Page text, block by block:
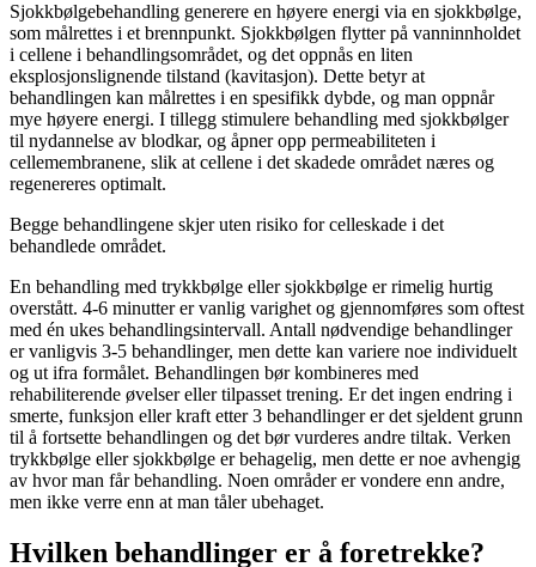
Sjokkbølgebehandling generere en høyere energi via en sjokkbølge,
som målrettes i et brennpunkt. Sjokkbølgen flytter på vanninnholdet
i cellene i behandlingsområdet, og det oppnås en liten
eksplosjonslignende tilstand (kavitasjon). Dette betyr at
behandlingen kan målrettes i en spesifikk dybde, og man oppnår
mye høyere energi. I tillegg stimulere behandling med sjokkbølger
til nydannelse av blodkar, og åpner opp permeabiliteten i
cellemembranene, slik at cellene i det skadede området næres og
regenereres optimalt.
Begge behandlingene skjer uten risiko for celleskade i det
behandlede området.
En behandling med trykkbølge eller sjokkbølge er rimelig hurtig
overstått. 4-6 minutter er vanlig varighet og gjennomføres som oftest
med én ukes behandlingsintervall. Antall nødvendige behandlinger
er vanligvis 3-5 behandlinger, men dette kan variere noe individuelt
og ut ifra formålet. Behandlingen bør kombineres med
rehabiliterende øvelser eller tilpasset trening. Er det ingen endring i
smerte, funksjon eller kraft etter 3 behandlinger er det sjeldent grunn
til å fortsette behandlingen og det bør vurderes andre tiltak. Verken
trykkbølge eller sjokkbølge er behagelig, men dette er noe avhengig
av hvor man får behandling. Noen områder er vondere enn andre,
men ikke verre enn at man tåler ubehaget.
Hvilken behandlinger er å foretrekke?